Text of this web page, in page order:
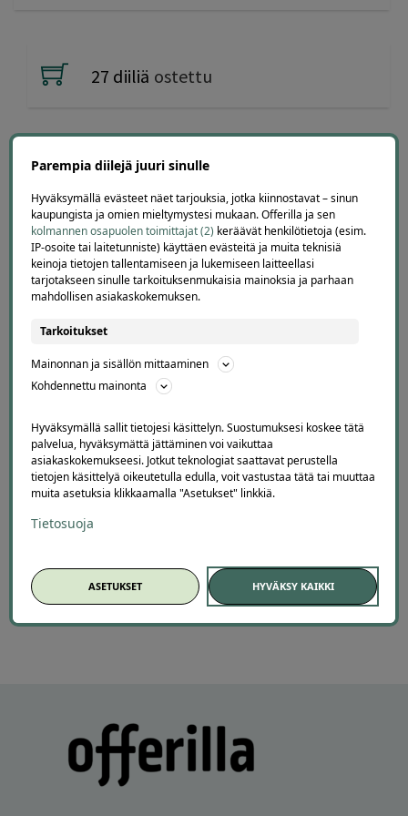
27 diiliä ostettu
Offerillaajien arvosteluja
4.14683 arvostelua
3 days ago
Hyvä kokemus kasvohoidosta sekä lymfabuutseista.
Lisätty
7 / 60
Parempia diilejä juuri sinulle
Hyväksymällä evästeet näet tarjouksia, jotka kiinnostavat – sinun
kaupungista ja omien mieltymystesi mukaan. Offerilla ja sen
kolmannen osapuolen toimittajat (2) keräävät henkilötietoja (esim.
IP-osoite tai laitetunniste) käyttäen evästeitä ja muita teknisiä
keinoja tietojen tallentamiseen ja lukemiseen laitteellasi
tarjotakseen sinulle tarkoituksenmukaisia mainoksia ja parhaan
mahdollisen asiakaskokemuksen.
Tarkoitukset
Mainonnan ja sisällön mittaaminen
Kohdennettu mainonta
Hyväksymällä sallit tietojesi käsittelyn. Suostumuksesi koskee tätä
palvelua, hyväksymättä jättäminen voi vaikuttaa
asiakaskokemukseesi. Jotkut teknologiat saattavat perustella
tietojen käsittelyä oikeutetulla edulla, voit vastustaa tätä tai muuttaa
muita asetuksia klikkaamalla "Asetukset" linkkiä.
Tietosuoja
ASETUKSET HYVÄKSY KAIKKI